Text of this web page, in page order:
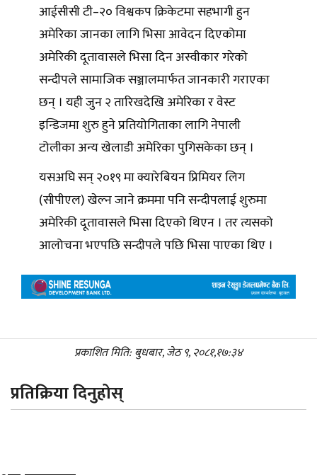
आईसीसी टी–२० विश्वकप क्रिकेटमा सहभागी हुन
अमेरिका जानका लागि भिसा आवेदन दिएकोमा
अमेरिकी दूतावासले भिसा दिन अस्वीकार गरेको
सन्दीपले सामाजिक सञ्जालमार्फत जानकारी गराएका
छन् । यही जुन २ तारिखदेखि अमेरिका र वेस्ट
इन्डिजमा शुरु हुने प्रतियोगिताका लागि नेपाली
टोलीका अन्य खेलाडी अमेरिका पुगिसकेका छन् ।
यसअघि सन् २०१९ मा क्यारेबियन प्रिमियर लिग
(सीपीएल) खेल्न जाने क्रममा पनि सन्दीपलाई शुरुमा
अमेरिकी दूतावासले भिसा दिएको थिएन । तर त्यसको
आलोचना भएपछि सन्दीपले पछि भिसा पाएका थिए ।
प्रकाशित मिति: बुधबार, जेठ ९, २०८१,१७:३४
प्रतिक्रिया दिनुहोस्